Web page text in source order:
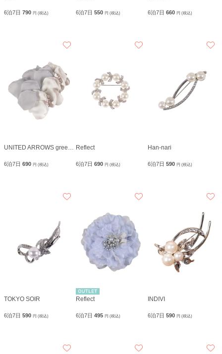
6泊7日 790 円 (税込) 6泊7日550円 (税込) 6泊7日660円 (税込)
6泊7日 690 円 (税込)
Reflect
6泊7日690円 (税込)
Han-nari
6泊7日590円 (税込)
TOKYO SOIR
6泊7日 590 円 (税込)
Reflect
6泊7日495円 (税込)
INDIVI
6泊7日590円 (税込)